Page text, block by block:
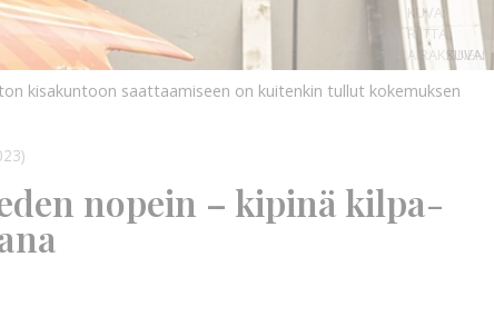
KUVA:
KUVA:
RIITTA
AIRAKSINEN
kisakuntoon saattaamiseen on kuitenkin tullut kokemuksen
nopein – kipinä kilpa-